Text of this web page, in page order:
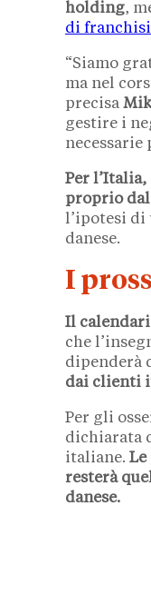
holding,
di
“Siamo
ma nel
precisa
gestire i
necessarie
Per
proprio dal
l’ipotesi di
danese.
I
Il
che
dipenderà
dai clienti
Per gli
dichiarata
italiane. Le
resterà
danese.